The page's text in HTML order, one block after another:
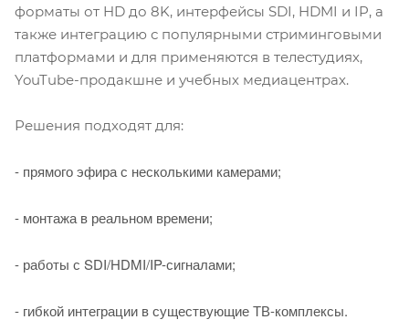
форматы от HD до 8K, интерфейсы SDI, HDMI и IP, а
также интеграцию с популярными стриминговыми
платформами и для применяются в телестудиях,
YouTube-продакшне и учебных медиацентрах.
Решения подходят для:
- прямого эфира с несколькими камерами;
- монтажа в реальном времени;
- работы с SDI/HDMI/IP-сигналами;
- гибкой интеграции в существующие ТВ-комплексы.